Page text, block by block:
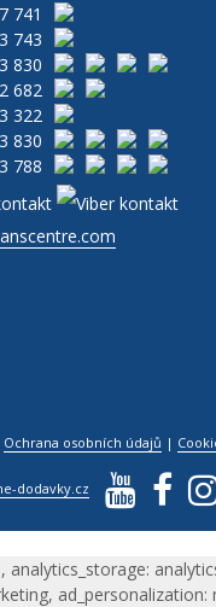
741
743
830
682
322
830
788
Ochrana osobních údajů |
dodavky.cz
analytics_storage:
ad_personalization: